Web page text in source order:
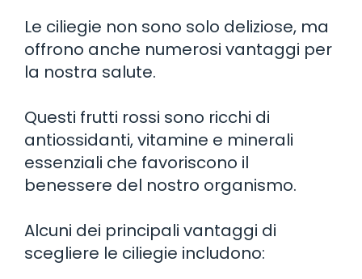
Le ciliegie non sono solo deliziose, ma
offrono anche numerosi vantaggi per
la nostra salute.
Questi frutti rossi sono ricchi di
antiossidanti, vitamine e minerali
essenziali che favoriscono il
benessere del nostro organismo.
Alcuni dei principali vantaggi di
scegliere le ciliegie includono: